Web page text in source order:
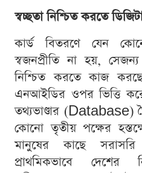
স্বচ্ছতা নিশ্চিত করতে
কার্ড বিতরণে যেন
স্বজনপ্রীতি না হয়,
নিশ্চিত করতে কাজ
এনআইডির ওপর ভিত্তি
তথ্যভাণ্ডার (Database)
কোনো তৃতীয় পক্ষের
মানুষের কাছে
প্রাথমিকভাবে দেশের